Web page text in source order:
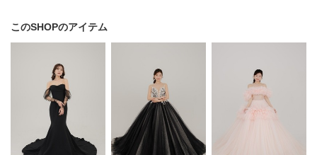
このSHOPのアイテム